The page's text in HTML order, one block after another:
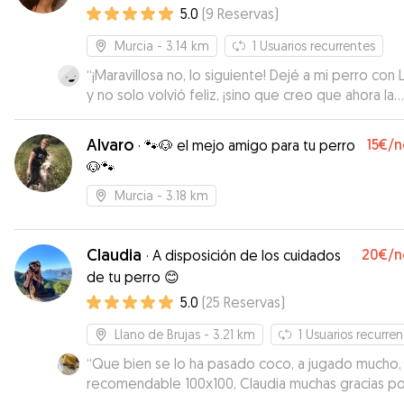
5.0 (9 Reservas)
Murcia - 3.14 km 1 Usuarios recurrentes
“¡Maravillosa no, lo siguiente! Dejé a mi perro con
y no solo volvió feliz, ¡sino que creo que ahora la
quiere más a ella que a mí! Desde el primer
fue súper atenta, cariñosa y profesional. Me mandó
fotos, vídeos y actualizaciones que me hicieron
me tranquilizaron un montón. Mi perro no solo
cuidado, estuvo mimado como un rey. Se nota que
animales. Si estás buscando a alguien que cuide
peludo como si fuera suyo, ¡ella es la elegida!
por todo, ¡eres un sol!
Alvaro · 🐾🐶 el mejo amigo para tu perro
🐶🐾
15€/
Murcia - 3.18 km
Claudia · A disposición de los cuidados
de tu perro 😊
20€/
5.0 (25 Reservas)
Llano de Brujas - 3.21 km 1 Usuarios
“Que bien se lo ha pasado coco, a jugado mucho,
recomendable 100x100, Claudia muchas gracias por